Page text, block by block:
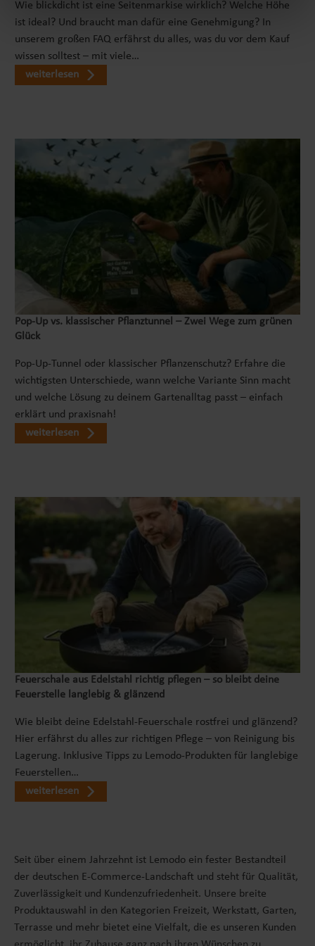
Komposter ermöglicht es Dir, Deine Gartenabfälle
unkompliziert und effizient zu verwerten, um
hochwertigen Kompost herzustellen. Dieser natürliche
Dünger ist reich an wichtigen Nährstoffen, die das
Wachstum Deiner Pflanzen und Gemüse optimal
unterstützen. Mit unserer Hilfe kannst Du Deinen
feststellen, wie einfach es ist, mithilfe unseres
Komposters organische Abfälle in nährstoffreichen
Boden für Deine Pflanzen zu verwandeln. Durch die
regelmäßige Verwendung von Kompost können nicht
nur deine Pflanzen besser gedeihen, sondern du leistest
auch einen wichtigen Beitrag zum Umweltschutz, da du
weniger Abfall produzierst und Ressourcen schonst. Gib
deinen Gartenabfällen eine zweite Chance und erlebe
die Vorteile eines eigenen Kreislaufs, der auf
Nachhaltigkeit basiert. KINDERLEICHTER AUFBAUDie
praktische Konstruktion des Komposters ermöglicht
nicht nur eine zeitsparende Montage, sondern auch
eine effektive Verwendung im Garten. Der
Metallkomposter ist kinderleicht aufzubauen und
erfordert keinerlei Werkzeug. Ein einfaches Stecksystem
sorgt für einen schnellen und einfachen Aufbau. Der
Bausatz ist komplett im Lieferumfang enthalten und
ermöglicht eine schnelle und unkomplizierte Montage.
Innerhalb kürzester Zeit und mit nur wenigen
EINSETZBARDer Gartenkomposter bietet eine
bemerkenswerte Vielseitigkeit und lässt sich nicht nur
zur Produktion von wertvoller Komposterde verwenden.
Dank der durchdachten Konstruktion der Seitenteile, die
als praktisches Kompostsieb dienen können, erweitert
sich seine Funktionalität erheblich. Darüber hinaus kann
dieser Komposter mühelos als sicherer Auslauf für
Welpen oder als Gehege für Kleintiere eingesetzt
werden. Die Nutzung des Komposters als Welpenauslauf
oder Kleintiergehege zeigt, wie vielseitig und
anpassungsfähig dieses Gartenaccessoire sein kann. Es
hilft dabei, den Raum im Garten optimal zu nutzen und
Metallkomposter nicht nur ein praktisches Utensil für
die umweltfreundliche Abfallentsorgung, sondern auch
ein vielseitiges Element zur Förderung einer
harmonischen und funktionalen Gartenumgebung.
RIESIGE KAPAZITÄTDer Kompostbehälter zeichnet sich
Raum, um große Mengen an Biomüll effizient in
nährstoffreichen Kompost umzuwandeln, was sowohl
die Gartenpflege erleichtert als auch zur Nachhaltigkeit
beiträgt. PLATZSPARENDDer Steckkomposter
beeindruckt durch seine besondere Flexibilität und
Wie blickdicht ist eine Seitenmarkise wirklich? Welche Höhe
ist ideal? Und braucht man dafür eine Genehmigung? In
unserem großen FAQ erfährst du alles, was du vor dem Kauf
wissen solltest – mit viele…
weiterlesen
Pop‑Up vs. klassischer Pflanztunnel – Zwei Wege zum grünen
Glück
Pop-Up-Tunnel oder klassischer Pflanzenschutz? Erfahre die
wichtigsten Unterschiede, wann welche Variante Sinn macht
und welche Lösung zu deinem Gartenalltag passt – einfach
erklärt und praxisnah!
weiterlesen
Feuerschale aus Edelstahl richtig pflegen – so bleibt deine
Feuerstelle langlebig & glänzend
Wie bleibt deine Edelstahl-Feuerschale rostfrei und glänzend?
Hier erfährst du alles zur richtigen Pflege – von Reinigung bis
Lagerung. Inklusive Tipps zu Lemodo-Produkten für langlebige
Feuerstellen…
weiterlesen
Seit über einem Jahrzehnt ist Lemodo ein fester Bestandteil
der deutschen E-Commerce-Landschaft und steht für Qualität,
Zuverlässigkeit und Kundenzufriedenheit. Unsere breite
Produktauswahl in den Kategorien Freizeit, Werkstatt, Garten,
Terrasse und mehr bietet eine Vielfalt, die es unseren Kunden